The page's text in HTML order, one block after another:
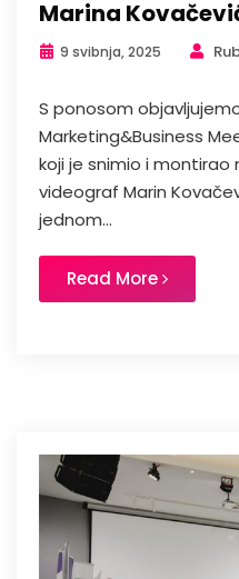
Marina
9 svibnja, 2025
S ponosom
Marketing&Business
koji je snimio i
videograf Marin
jednom...
Read More